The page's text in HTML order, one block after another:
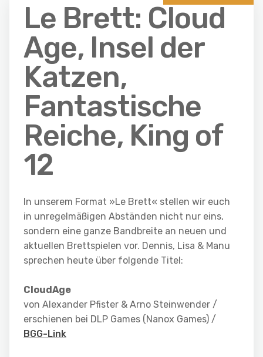
Le Brett: Cloud
Age, Insel der
Katzen,
Fantastische
Reiche, King of
12
In unserem Format »Le Brett« stellen wir euch
in unregelmäßigen Abständen nicht nur eins,
sondern eine ganze Bandbreite an neuen und
aktuellen Brettspielen vor. Dennis, Lisa & Manu
sprechen heute über folgende Titel:
CloudAge
von Alexander Pfister & Arno Steinwender /
erschienen bei DLP Games (Nanox Games) /
BGG-Link